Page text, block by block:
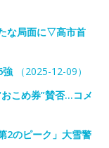
な局面に▽高市首
（2025-12-09）
こめ券”賛否…コメ
のピーク」大雪警